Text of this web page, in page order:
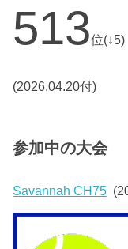
513位(↓5)
(2026.04.20付)
参加中の大会
Savannah CH75